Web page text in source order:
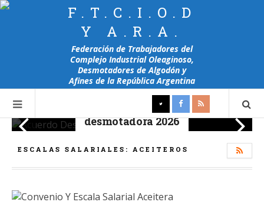
F.T.C.I.O.D
Y A.R.A.
Federación de Trabajadores del
Complejo Industrial Oleaginoso,
Desmotadores de Algodón y
Afines de la República Argentina
Se firmó el acuerdo en la
paritaria salarial
desmotadora 2026
ESCALAS SALARIALES: ACEITEROS